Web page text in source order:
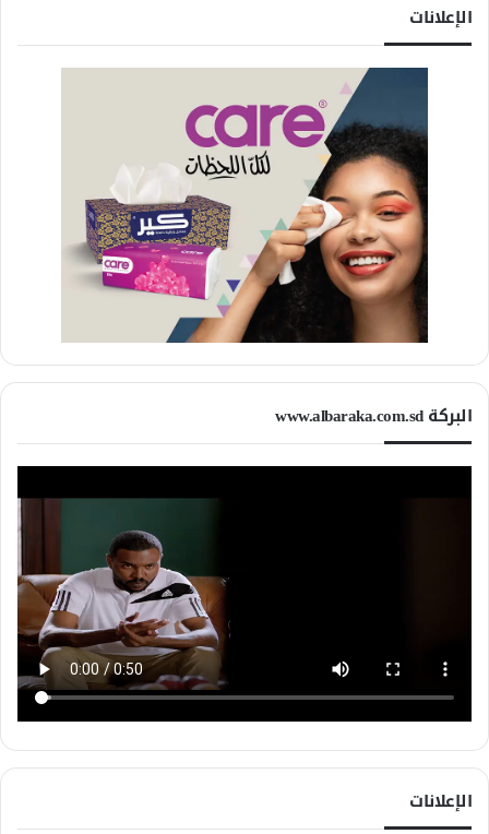
الإعلانات
البركة www.albaraka.com.sd
الإعلانات